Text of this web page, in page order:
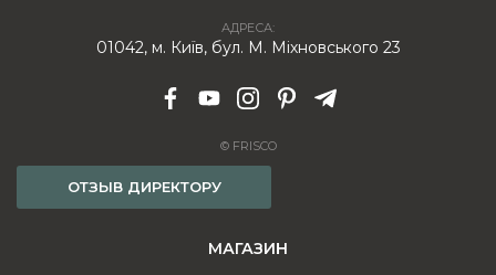
АДРЕСА:
01042, м. Київ, бул. М. Міхновського 23
© FRISCO
ОТЗЫВ ДИРЕКТОРУ
МАГАЗИН